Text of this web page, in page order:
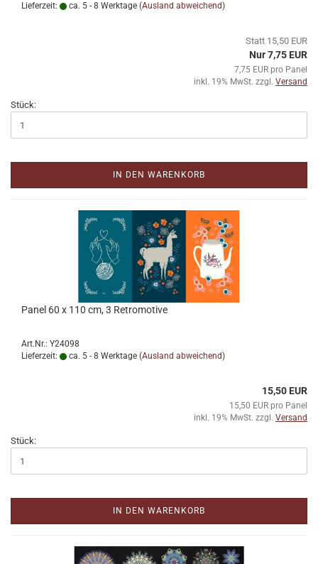
Lieferzeit:
ca. 5 - 8 Werktage (Ausland abweichend)
Statt 15,50 EUR
Nur 7,75 EUR
7,75 EUR pro Panel
inkl. 19% MwSt. zzgl. Versand
Stück:
IN DEN WARENKORB
Panel 60 x 110 cm, 3 Retromotive
Art.Nr.: Y24098
Lieferzeit:
ca. 5 - 8 Werktage (Ausland abweichend)
15,50 EUR
15,50 EUR pro Panel
inkl. 19% MwSt. zzgl. Versand
Stück:
IN DEN WARENKORB